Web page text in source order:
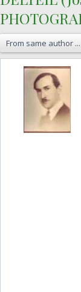
From same author ...